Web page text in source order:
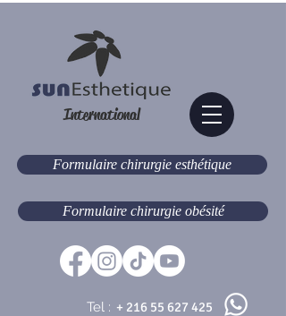
International
Formulaire chirurgie esthétique
Formulaire chirurgie obésité
Tel : + 216 55 627 425